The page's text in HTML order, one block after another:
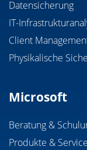
Datensicherung
IT-
Client
Physikalische
Microsoft
Beratung &
Produkte &